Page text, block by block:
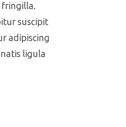
fringilla.
suscipit
adipiscing
ligula